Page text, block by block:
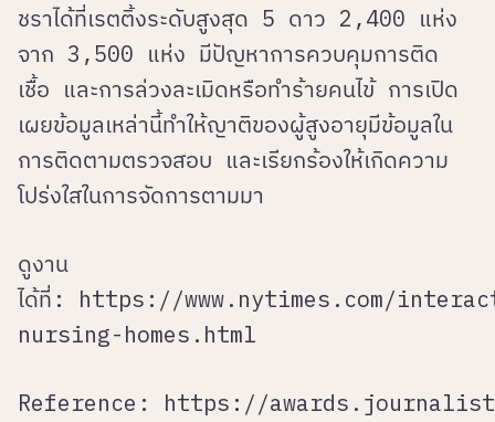
ชราได้ที่เรตติ้งระดับสูงสุด 5 ดาว 2,400 แห่ง
จาก 3,500 แห่ง มีปัญหาการควบคุมการติด
เชื้อ และการล่วงละเมิดหรือทำร้ายคนไข้ การเปิด
เผยข้อมูลเหล่านี้ทำให้ญาติของผู้สูงอายุมีข้อมูลใน
การติดตามตรวจสอบ และเรียกร้องให้เกิดความ
โปร่งใสในการจัดการตามมา
ดูงาน
ได้ที่: https://www.nytimes.com/
nursing-homes.html
Reference: https://